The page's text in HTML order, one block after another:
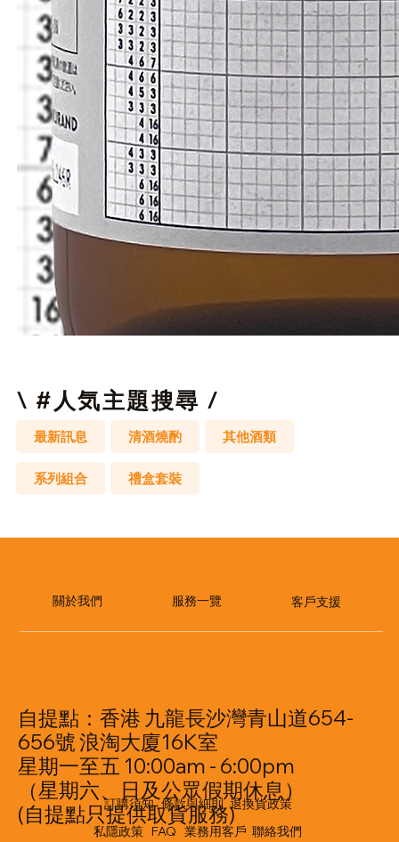
\ #人気主題搜尋 /
最新訊息 清酒燒酌 其他酒類
系列組合 禮盒套裝
關於我們 ​服務一覽 客戶支援
自提點：香港 九龍長沙灣青山道654-
656號 浪淘大廈16K室
星期一至五 10:00am - 6:00pm
（星期六、日及公眾假期休息）
(自提點只提供取貨服務)
訂購須知 條款與細則 退換貨政策
私隱政策 FAQ 業務用客戶 聯絡我們